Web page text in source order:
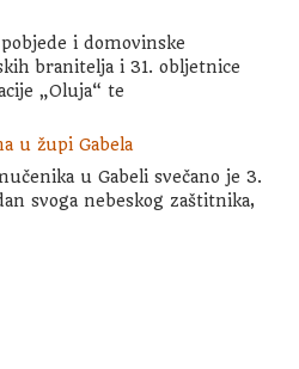
i domovinske
branitelja i 31. obljetnice
„Oluja“ te
u župi Gabela
u Gabeli svečano je 3.
svoga nebeskog zaštitnika,